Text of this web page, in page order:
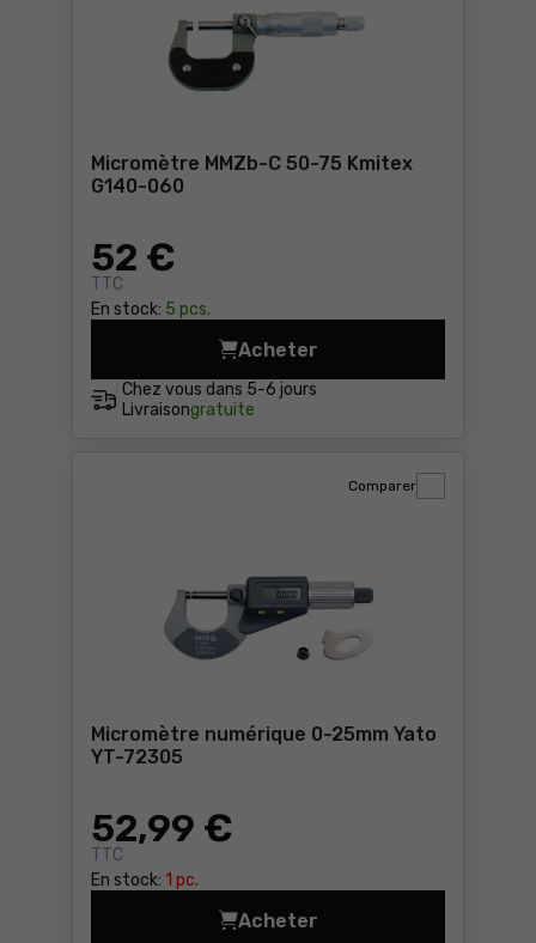
Micromètre MMZb-C 50-75 Kmitex
G140-060
52 €
TTC
En stock: 5 pcs.
Chez vous dans 5-6 jours
Livraisongratuite
Acheter
Micromètre MMZb-C 50-
Micromètre numérique 0-25mm Yato
YT-72305
52,99 €
TTC
En stock: 1 pc.
Comparer
Acheter
Micromètre numérique 0-